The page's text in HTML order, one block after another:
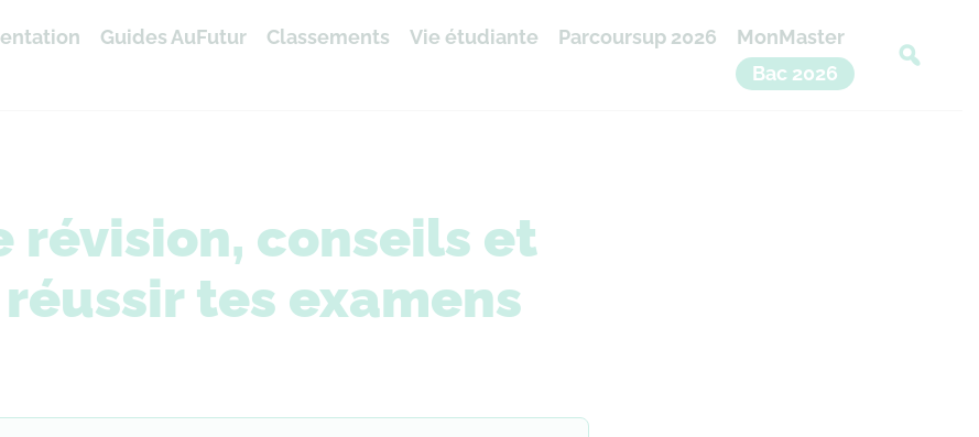
Guides AuFutur Classements Vie étudiante Parcoursup 2026
MonMaster
Bac 2026
révision, conseils et
tes examens